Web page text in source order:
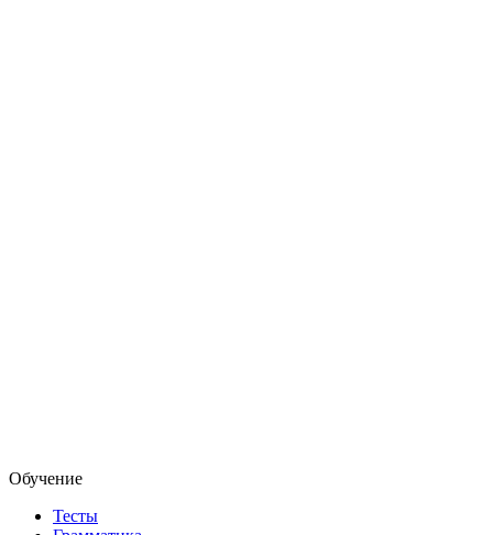
Обучение
Тесты